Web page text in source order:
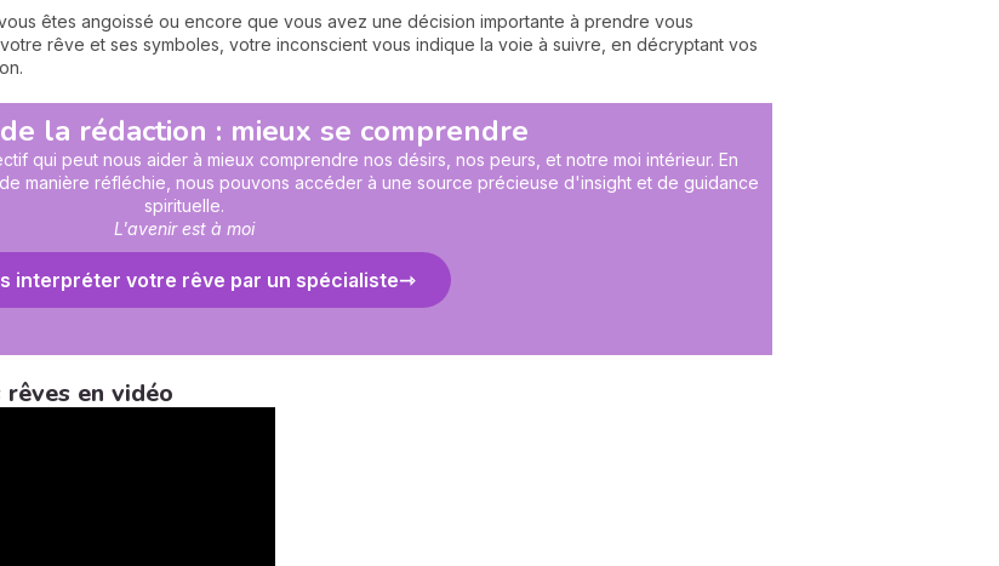
êtes angoissé ou encore que vous avez une décision importante à prendre vous
rêve et ses symboles, votre inconscient vous indique la voie à suivre, en décryptant vos
la rédaction : mieux se comprendre
qui peut nous aider à mieux comprendre nos désirs, nos peurs, et notre moi intérieur. En
manière réfléchie, nous pouvons accéder à une source précieuse d'insight et de guidance
spirituelle.
L'avenir est à moi
interpréter votre rêve par un spécialiste
en vidéo